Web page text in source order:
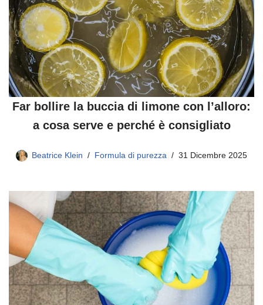
Far bollire la buccia di limone con l’alloro:
a cosa serve e perché è consigliato
Beatrice Klein Formula di purezza 31 Dicembre 2025